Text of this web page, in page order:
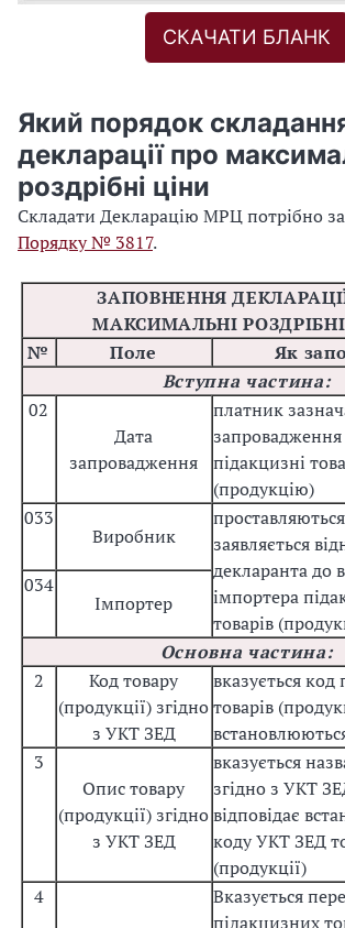
СКАЧАТИ БЛАНК
Який порядок
декларації про
роздрібні ціни
Складати Декларацію МРЦ потрібно
Порядку № 3817.
ЗАПОВНЕННЯ
МАКСИМАЛЬНІ
№
Поле
Як
Вступна частина:
02
Дата
запровадження
платник
підакцизні
(продукцію)
033
Виробник
заявляється
декларанта до
імпортера
товарів
034
Імпортер
Основна частина:
2
Код товару
(продукції) згідно
з УКТ ЗЕД
вказується
товарів
3
Опис товару
(продукції) згідно
з УКТ ЗЕД
вказується
згідно з УКТ
відповідає
коду УКТ ЗЕД
(продукції)
4
Вказується
підакцизних